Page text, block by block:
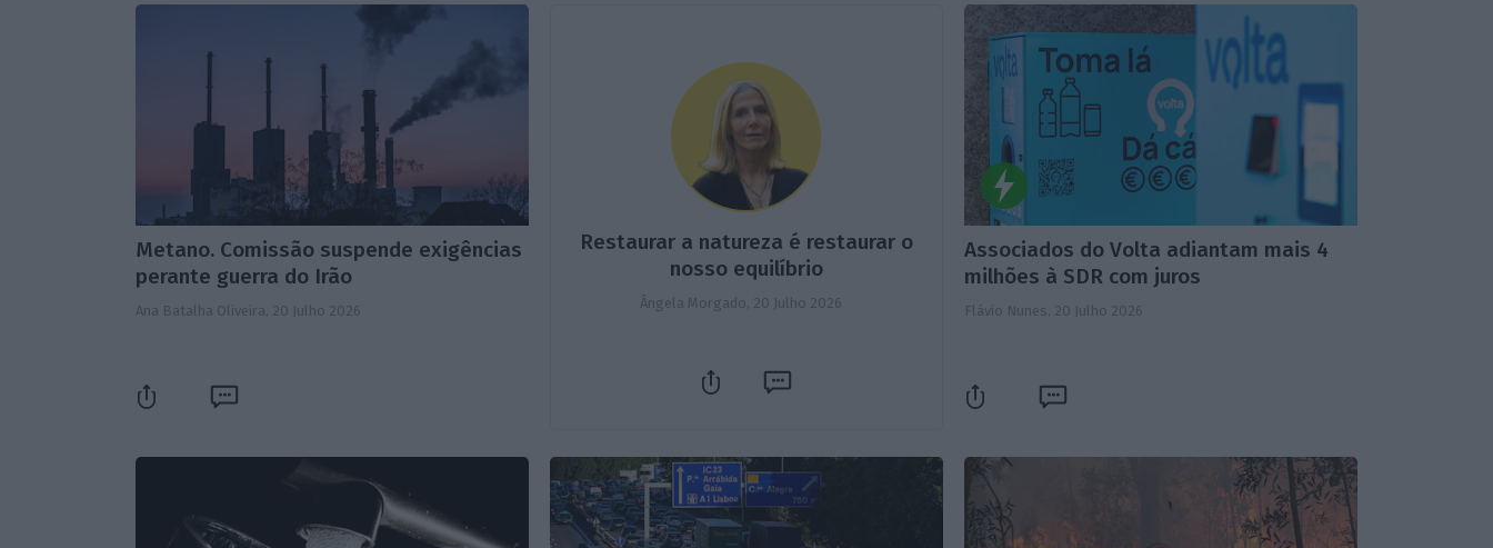
Metano. Comissão suspende exigências
perante guerra do Irão
Ana Batalha Oliveira, 20 Julho 2026
Restaurar a natureza é restaurar o
nosso equilíbrio
Ângela Morgado, 20 Julho 2026
Resumo
ECOFast
Associados do Volta adiantam mais 4
milhões à SDR com juros
Flávio Nunes, 20 Julho 2026